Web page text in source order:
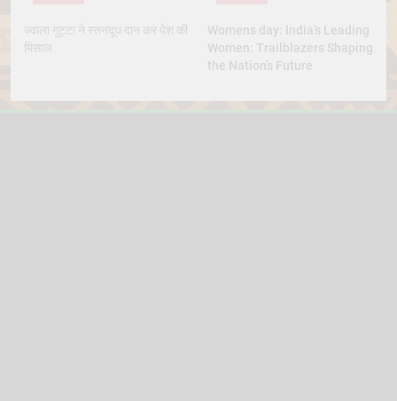
ज्वाला गुट्टा ने स्तनदूध दान कर पेश की
मिसाल
Womens day: India’s Leading
Women: Trailblazers Shaping
the Nation’s Future